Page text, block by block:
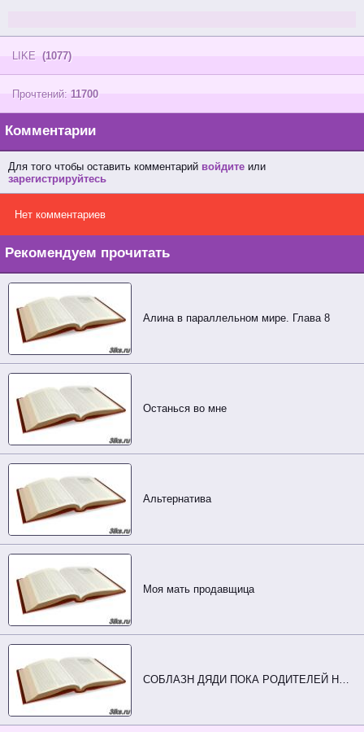
LIKE (1077)
Прочтений: 11700
Комментарии
Для того чтобы оставить комментарий войдите или
зарегистрируйтесь
Нет комментариев
Рекомендуем прочитать
Алина в параллельном мире. Глава 8
Останься во мне
Альтернатива
Моя мать продавщица
СОБЛАЗН ДЯДИ ПОКА РОДИТЕЛЕЙ НЕТ ДОМА